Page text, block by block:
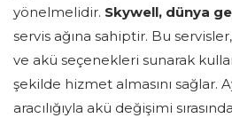
yönelmelidir. Skywell, dünya
servis ağına sahiptir. Bu
ve akü seçenekleri sunarak
şekilde hizmet almasını sağlar.
aracılığıyla akü değişimi